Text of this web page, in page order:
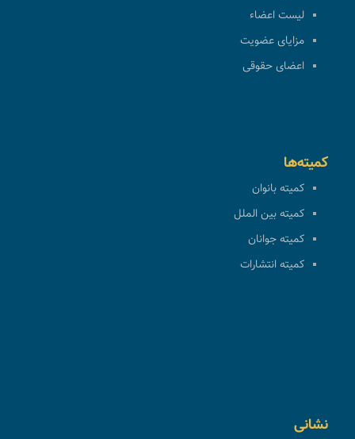
لیست اعضاء
مزایای عضویت
اعضای حقوقی
کمیته‌ها
کمیته بانوان
کمیته بین الملل
کمیته جوانان
کمیته انتشارات
نشانی